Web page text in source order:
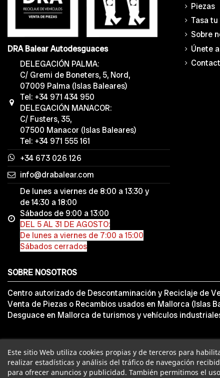
DRA Balear Autodesguaces
DELEGACIÓN PALMA:
C/ Gremi de Boneters, 5, Nord,
07009 Palma (Islas Baleares)
Tel: +34 971 434 950
DELEGACIÓN MANACOR:
C/ Fusters, 35,
07500 Manacor (Islas Baleares)
Tel: +34 971 555 161
+34 673 026 126
info@drabalear.com
De lunes a viernes de 8:00 a 13:30 y
de 14:30 a 18:00
Sábados de 9:00 a 13:00
DEL 5 AL 31 DE AGOSTO:
De lunes a viernes de 7:00 a 15:00
Sábados cerrados
Piezas
Tasa
Sobre
Únete
Este sitio Web utiliza cookies propias y de terceros para
realizar estadísticas y análisis del tráfico de navegación
para ofrecer anuncios y publicidad. También permitimos el
SOBRE NOSOTROS
Centro autorizado de Descontaminación y Reciclaje de
Venta de Piezas o Recambios usados en Mallorca (Islas
Desguace en Mallorca de turismos y vehículos